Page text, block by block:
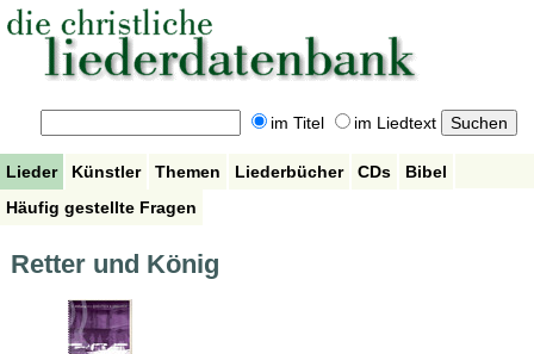
im Titel im Liedtext
Lieder Künstler Themen Liederbücher CDs
Bibel
Häufig gestellte Fragen
Retter und König